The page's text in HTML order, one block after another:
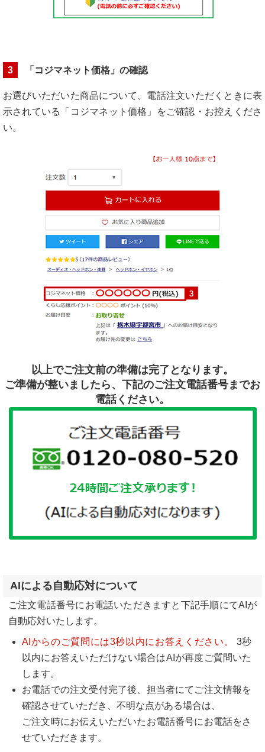
3 「コジマネット価格」の確認
お選びいただいた商品について、電話注文いただくときに表
示されている「コジマネット価格」をご確認・お控えくださ
い。
以上でご注文前の準備は完了となります。
ご準備が整いましたら、下記のご注文電話番号までお
電話ください。
AIによる自動応対について
ご注文電話番号にお電話いただきますと下記手順にてAIが
自動応対いたします。
AIからのご質問には3秒以内にお答えください。 3秒
以内にお答えいただけない場合はAIが再度ご質問いた
します。
お電話での注文受付完了後、担当者にてご注文情報を
確認させていただき、不明な点がある場合は、
ご注文時にお伝えいただいたお電話番号にお電話をさ
せていただきます。